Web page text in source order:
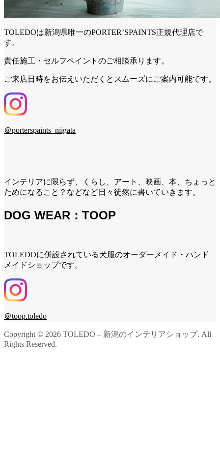
TOLEDOは新潟県唯一のPORTER’SPAINTS正規代理店で
す。
責任施工・セルフペイントのご相談承ります。
ご来店日時をお伝えいただくとスムーズにご案内可能です。
＠porterspaints_niigata
インテリアに限らず、くらし、アート、映画、本、ちょっと
ためになること？などなど日々徒然に書いていきます。
DOG WEAR：TOOP
TOLEDOに併設されている犬服のオーダーメイド・ハンド
メイドショップです。
＠toop.toledo
Copyright © 2026 TOLEDO – 新潟のインテリアショップ. All
Rights Reserved.